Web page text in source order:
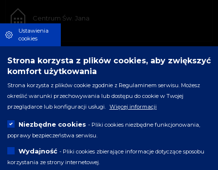
Centrum Św. Jana
Ustawienia
cookies
Strona korzysta z plików cookies, aby zwiększyć
komfort użytkowania
Strona korzysta z plików cookie zgodnie z Regulaminem serwisu. Możesz
określić warunki przechowywania lub dostępu do cookie w Twojej
przeglądarce lub konfiguracji usługi.
Więcej informacji
Niezbędne cookies - Pliki cookies niezbędne funkcjonowania,
poprawy bezpieczeństwa serwisu.
Wydajność - Pliki cookies zbierające informacje dotyczące sposobu
korzystania ze strony internetowej.